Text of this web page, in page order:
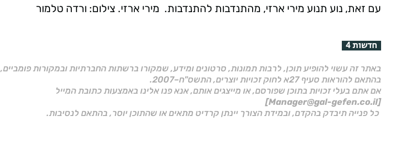
עם זאת, נוע תנוע מירי ארזי, מהתנדבות להתנדבות. מירי ארזי. צילום: ורדה טלמור
חדשות 4
באתר זה עשוי להופיע תוכן, לרבות תמונות, סרטונים ומידע, שמקורו ברשתות החברתיות ובמקורות פומביים,
בהתאם להוראות סעיף 27א לחוק זכויות יוצרים, התשס"ח–2007.
אם אתם בעלי זכויות בתוכן שפורסם, או מייצגים אותם, אנא פנו אלינו באמצעות כתובת המייל
[Manager@gal-gefen.co.il]
כל פנייה תיבדק בהקדם, ובמידת הצורך יינתן קרדיט מתאים או שהתוכן יוסר, בהתאם לנסיבות.